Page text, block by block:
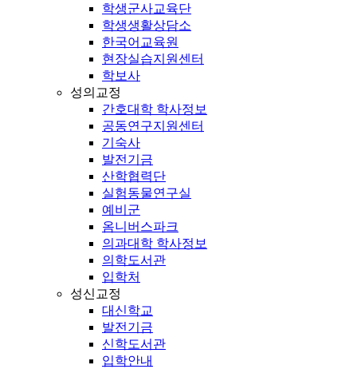
학생군사교육단
학생생활상담소
한국어교육원
현장실습지원센터
학보사
성의교정
간호대학 학사정보
공동연구지원센터
기숙사
발전기금
산학협력단
실험동물연구실
예비군
옴니버스파크
의과대학 학사정보
의학도서관
입학처
성신교정
대신학교
발전기금
신학도서관
입학안내